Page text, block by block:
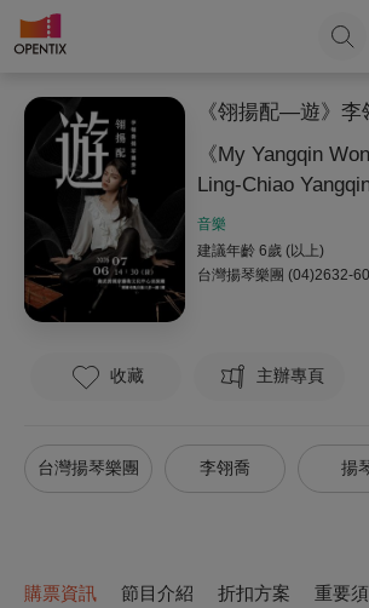
《翎揚配—遊》李
《My Yangqin
Ling-Chiao
音樂
建議年齡 6歲 (以上)
台灣揚琴樂團 (04)2632-
收藏 主辦專頁
台灣揚琴樂團 李翎喬 揚
購票資訊 節目介紹 折扣方案 重要